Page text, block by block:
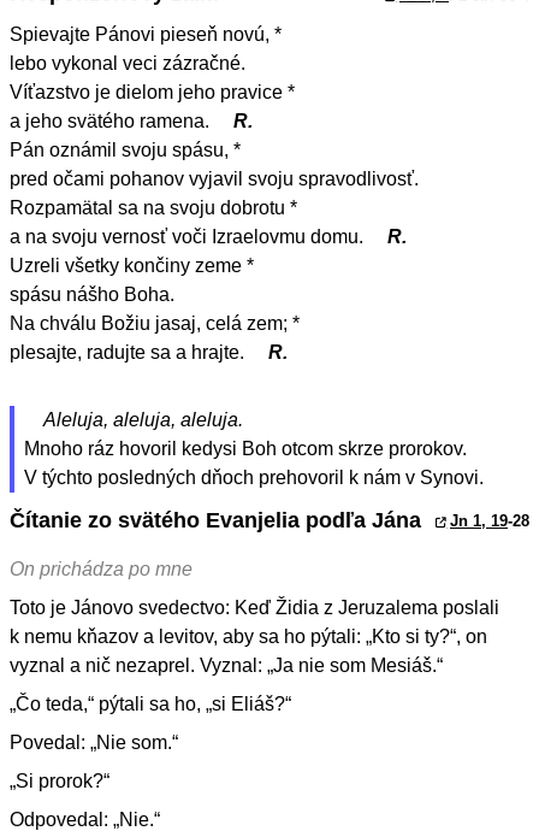
Spievajte Pánovi pieseň novú, *
lebo vykonal veci zázračné.
Víťazstvo je dielom jeho pravice *
a jeho svätého ramena.
R.
Pán oznámil svoju spásu, *
pred očami pohanov vyjavil svoju spravodlivosť.
Rozpamätal sa na svoju dobrotu *
a na svoju vernosť voči Izraelovmu domu.
R.
Uzreli všetky končiny zeme *
spásu nášho Boha.
Na chválu Božiu jasaj, celá zem; *
plesajte, radujte sa a hrajte.
R.
Aleluja, aleluja, aleluja.
Mnoho ráz hovoril kedysi Boh otcom skrze prorokov.
V týchto posledných dňoch prehovoril k nám v Synovi.
Čítanie zo svätého Evanjelia podľa Jána Jn 1, 19-28
On prichádza po mne
Toto je Jánovo svedectvo: Keď Židia z Jeruzalema poslali
k nemu kňazov a levitov, aby sa ho pýtali: „Kto si ty?“, on
vyznal a nič nezaprel. Vyznal: „Ja nie som Mesiáš.“
„Čo teda,“ pýtali sa ho, „si Eliáš?“
Povedal: „Nie som.“
„Si prorok?“
Odpovedal: „Nie.“